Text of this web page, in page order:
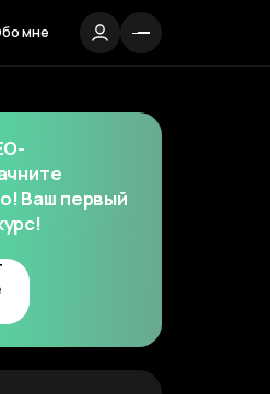
мне
Ваш первый